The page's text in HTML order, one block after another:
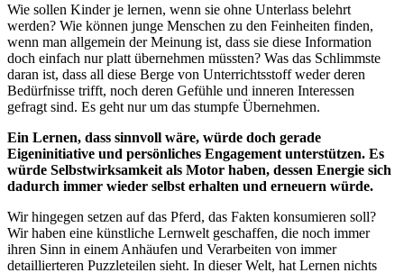
Wie sollen Kinder je lernen, wenn sie ohne Unterlass belehrt
werden? Wie können junge Menschen zu den Feinheiten finden,
wenn man allgemein der Meinung ist, dass sie diese Information
doch einfach nur platt übernehmen müssten? Was das Schlimmste
daran ist, dass all diese Berge von Unterrichtsstoff weder deren
Bedürfnisse trifft, noch deren Gefühle und inneren Interessen
gefragt sind. Es geht nur um das stumpfe Übernehmen.
Ein Lernen, dass sinnvoll wäre, würde doch gerade
Eigeninitiative und persönliches Engagement unterstützen. Es
würde Selbstwirksamkeit als Motor haben, dessen Energie sich
dadurch immer wieder selbst erhalten und erneuern würde.
Wir hingegen setzen auf das Pferd, das Fakten konsumieren soll?
Wir haben eine künstliche Lernwelt geschaffen, die noch immer
ihren Sinn in einem Anhäufen und Verarbeiten von immer
detaillierteren Puzzleteilen sieht. In dieser Welt, hat Lernen nichts